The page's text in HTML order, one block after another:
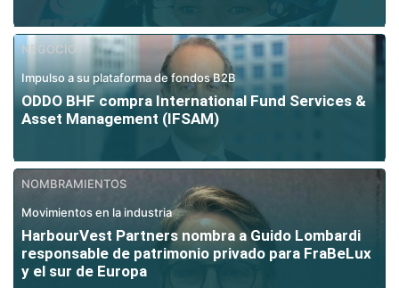
NEGOCIO
Impulso a su plataforma de fondos B2B
ODDO BHF compra International Fund Services &
Asset Management (IFSAM)
NOMBRAMIENTOS
Movimientos en la industria
HarbourVest Partners nombra a Guido Lombardi
responsable de patrimonio privado para FraBeLux
y el sur de Europa